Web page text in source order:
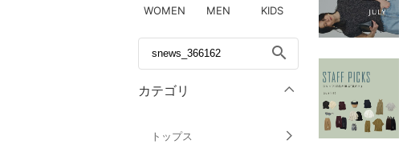
WOMEN MEN KIDS
search
カテゴリ
トップス